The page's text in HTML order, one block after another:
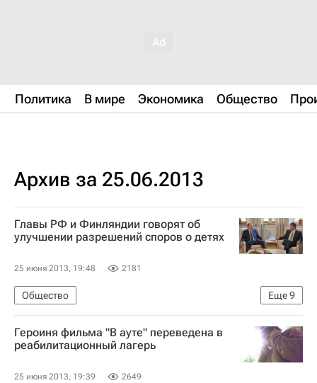
Политика В мире Экономика Общество
Архив за 25.06.2013
Главы РФ и Финляндии говорят об
улучшении разрешений споров о детях
25 июня 2013, 19:48 2181
Еще9
Общество
Визит Владимира Путина в Финляндию
Жизнь без преград
Финляндия
Европа
Героиня фильма "В ауте" переведена в
реабилитационный лагерь
25 июня 2013, 19:39 2649